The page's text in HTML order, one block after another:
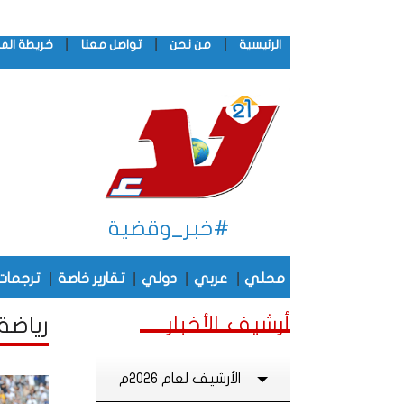
الرئيسية من نحن تواصل معنا خريطة
#خبر_وقضية
محلي عربي دولي تقارير خاصة
أرشيف الأخبار
الأرشيف لعام 2026م